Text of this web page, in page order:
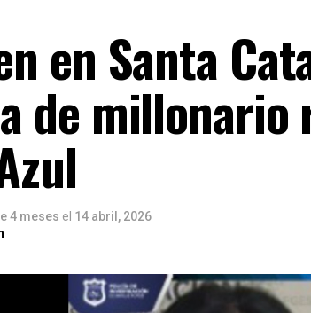
en Santa
de millonario
4 meses el 14 abril, 2026